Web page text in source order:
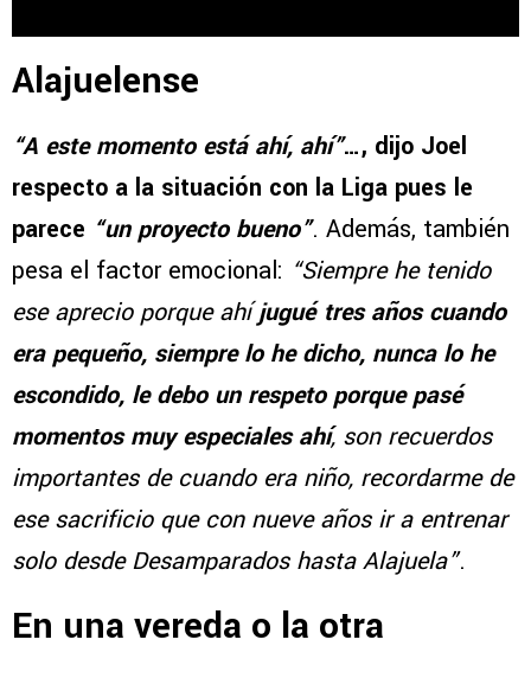
Alajuelense
“A este momento está ahí, ahí”…, dijo Joel
respecto a la situación con la Liga pues le
parece “un proyecto bueno”. Además, también
pesa el factor emocional: “Siempre he tenido
ese aprecio porque ahíjugué tres años cuando
era pequeño, siempre lo he dicho, nunca lo he
escondido, le debo un respeto porque pasé
momentos muy especiales ahí, son recuerdos
importantes de cuando era niño, recordarme de
ese sacrificio que con nueve años ir a entrenar
solo desde Desamparados hasta Alajuela”.
En una vereda o la otra